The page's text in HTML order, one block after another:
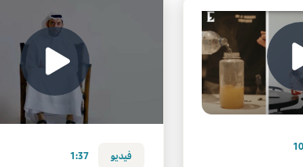
فيديو 1:37